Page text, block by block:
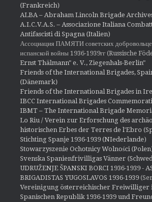
(Frankreich)
ALBA – Abraham Lincoln Brigade
A.I.C.V.A.S. – Associazione Italiana
Antifascisti di Spagna (Italien)
Ассоциация ПАМЯТИ советских
испанской войны 1936-1939гг (Russische
Ernst Thälmann" e. V., Ziegenhals-Berlin"
Friends of the International Brigades,
(Dänemark)
Friends of the International Brigades in
IBCC International Brigades
IBMT – The International Brigade
Lo Riu / Verein zur Erforschung des
historischen Erbes der Terres de l'Ebro
Stichting Spanje 1936-1939 (NIederlande)
Stowarzyszenie Ochotnicy Wolności
Svenska Spanienfrivilligas Vänner
UDRUŽENJE ŠPANSKI BORCI 1936-1939 -
BRIGADISTAS YUGOSLAVOS 1936-1939
Vereinigung österreichischer Freiwilliger
Spanischen Republik 1936-1939 und